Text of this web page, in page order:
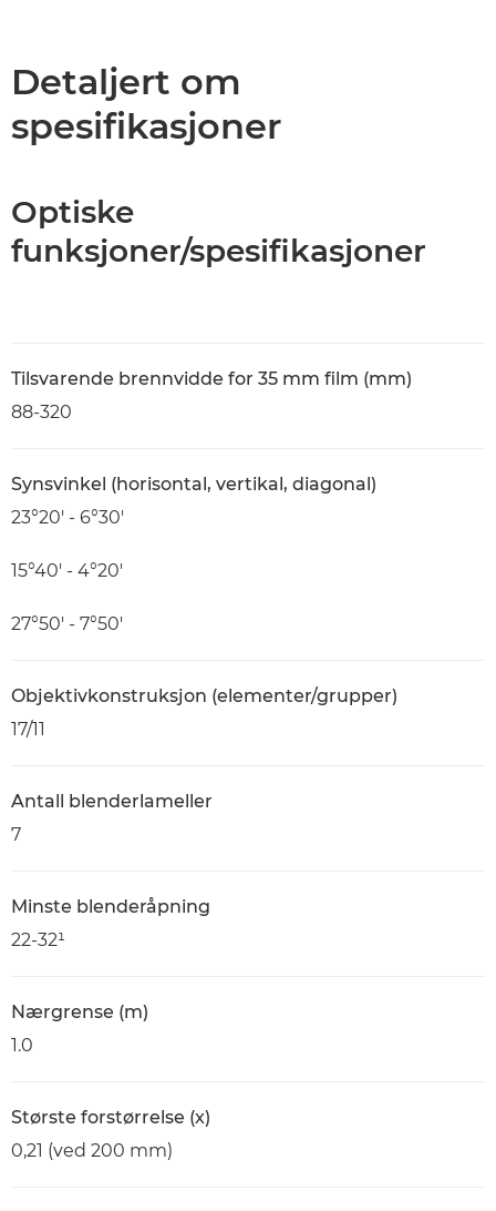
Detaljert om
spesifikasjoner
Optiske
funksjoner/spesifikasjoner
Tilsvarende brennvidde for 35 mm film (mm)
88-320
Synsvinkel (horisontal, vertikal, diagonal)
23°20′ - 6°30′
15°40′ - 4°20′
27°50′ - 7°50′
Objektivkonstruksjon (elementer/grupper)
17/11
Antall blenderlameller
7
Minste blenderåpning
22-32¹
Nærgrense (m)
1.0
Største forstørrelse (x)
0,21 (ved 200 mm)